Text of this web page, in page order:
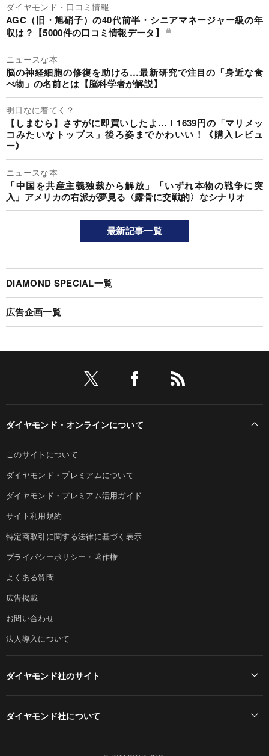
ダイヤモンド・口コミ情報
AGC（旧・旭硝子）の40代前半・シニアマネージャー級の年
収は？【5000件の口コミ情報データ】
ニュースな本
脳の神経細胞の修復を助ける…最新研究で注目の「身近な食
べ物」の名前とは【脳科学者が解説】
明日なに着てく？
【しまむら】さすがに即買いしたよ…！1639円の「マリメッ
コみたいなトップス」後ろ姿までかわいい！《購入レビュ
ー》
ニュースな本
「中国を共産主義独裁から解放」「いずれ本物の戦争に突
入」アメリカの右派が夢見る〈露骨に交戦的〉なシナリオ
最新記事一覧
DIAMOND SPECIAL一覧
広告企画一覧
ダイヤモンド・オンラインについて
このサイトについて
ダイヤモンド・プレミアムについて
ダイヤモンド・プレミアム活用ガイド
サイト利用規約
特定商取引に関する法律に基づく表示
プライバシーポリシー・著作権
よくある質問
広告掲載
お問い合わせ
法人導入について
ダイヤモンド社のサイト
ダイヤモンド社について